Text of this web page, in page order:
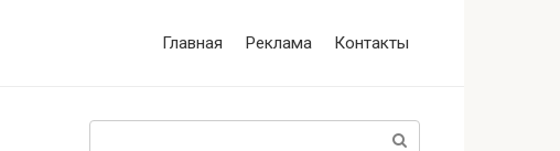
Главная Реклама Контакты